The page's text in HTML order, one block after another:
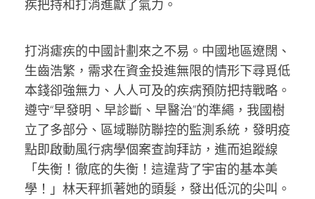
疾把持和打消進獻了氣力。
打消瘧疾的中國計劃來之不易。中國地區遼闊、
生齒浩繁，需求在資金投進無限的情形下尋覓低
本錢卻強無力、人人可及的疾病預防把持戰略。
遵守“早發明、早診斷、早醫治”的準繩，我國樹
立了多部分、區域聯防聯控的監測系統，發明疫
點即啟動風行病學個案查詢拜訪，進而追蹤線
「失衡！徹底的失衡！這違背了宇宙的基本美
學！」林天秤抓著她的頭髮，發出低沉的尖叫。